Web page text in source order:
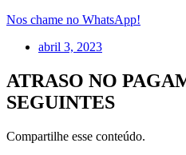
Nos chame no WhatsApp!
abril 3, 2023
ATRASO NO
SEGUINTES
Compartilhe esse conteúdo.